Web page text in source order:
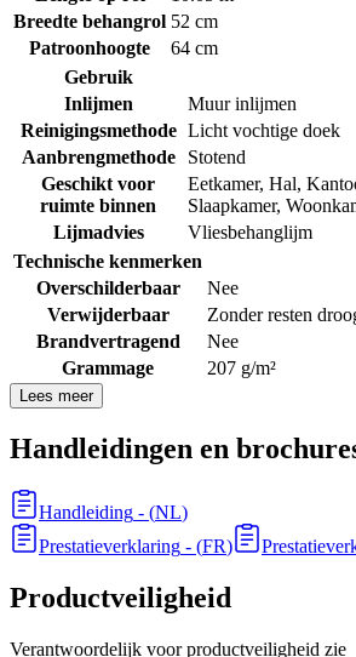
Breedte behangrol 52 cm
Patroonhoogte
64 cm
Gebruik
Inlijmen
Muur inlijmen
Reinigingsmethode Licht vochtige doek
Aanbrengmethode
Stotend
Geschikt voor
ruimte binnen
Eetkamer, Hal,
Slaapkamer,
Lijmadvies
Vliesbehanglijm
Technische kenmerken
Overschilderbaar
Nee
Verwijderbaar
Zonder resten
Brandvertragend
Nee
Grammage
207 g/m²
Lees meer
Handleidingen en
Handleiding - (NL)
Prestatieverklaring - (FR)
Productveiligheid
Verantwoordelijk voor productveiligheid zie